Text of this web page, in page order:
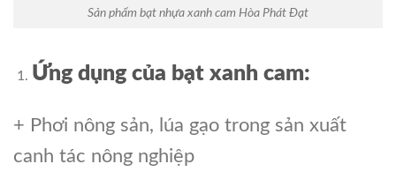
Sản phẩm bạt nhựa xanh cam Hòa Phát Đạt
Ứng dụng của bạt xanh cam:
+ Phơi nông sản, lúa gạo trong sản xuất
canh tác nông nghiệp